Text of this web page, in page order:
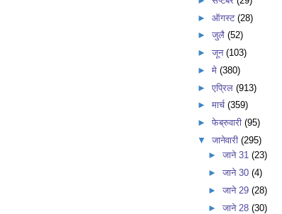
► ऑगस्ट (28)
► जुलै (52)
► जून (103)
► मे (380)
► एप्रिल (913)
► मार्च (359)
► फेब्रुवारी (95)
▼ जानेवारी (295)
►जाने 31(23)
►जाने 30(4)
►जाने 29(28)
►जाने 28(30)